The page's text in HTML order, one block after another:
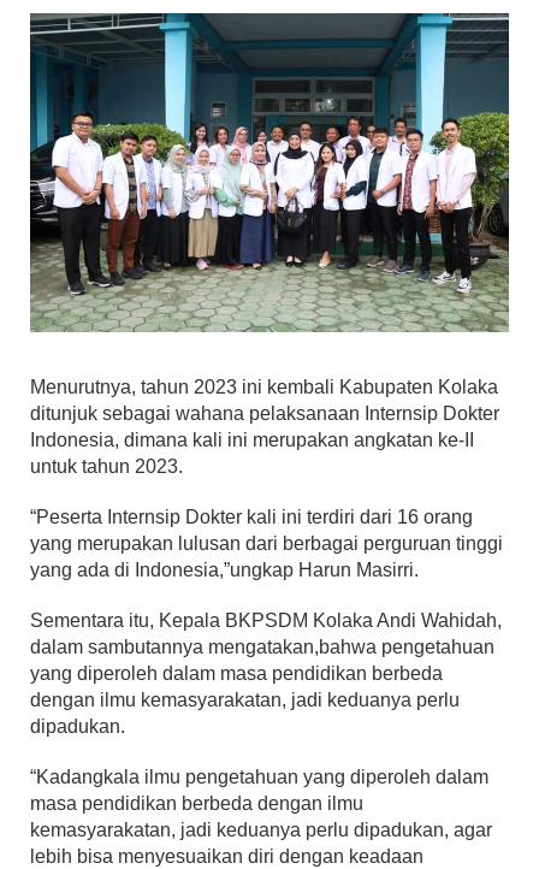
Menurutnya, tahun 2023 ini kembali Kabupaten Kolaka
ditunjuk sebagai wahana pelaksanaan Internsip Dokter
Indonesia, dimana kali ini merupakan angkatan ke-II
untuk tahun 2023.
“Peserta Internsip Dokter kali ini terdiri dari 16 orang
yang merupakan lulusan dari berbagai perguruan tinggi
yang ada di Indonesia,”ungkap Harun Masirri.
Sementara itu, Kepala BKPSDM Kolaka Andi Wahidah,
dalam sambutannya mengatakan,bahwa pengetahuan
yang diperoleh dalam masa pendidikan berbeda
dengan ilmu kemasyarakatan, jadi keduanya perlu
dipadukan.
“Kadangkala ilmu pengetahuan yang diperoleh dalam
masa pendidikan berbeda dengan ilmu
kemasyarakatan, jadi keduanya perlu dipadukan, agar
lebih bisa menyesuaikan diri dengan keadaan